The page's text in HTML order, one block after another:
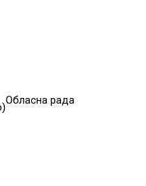
Обласна рада